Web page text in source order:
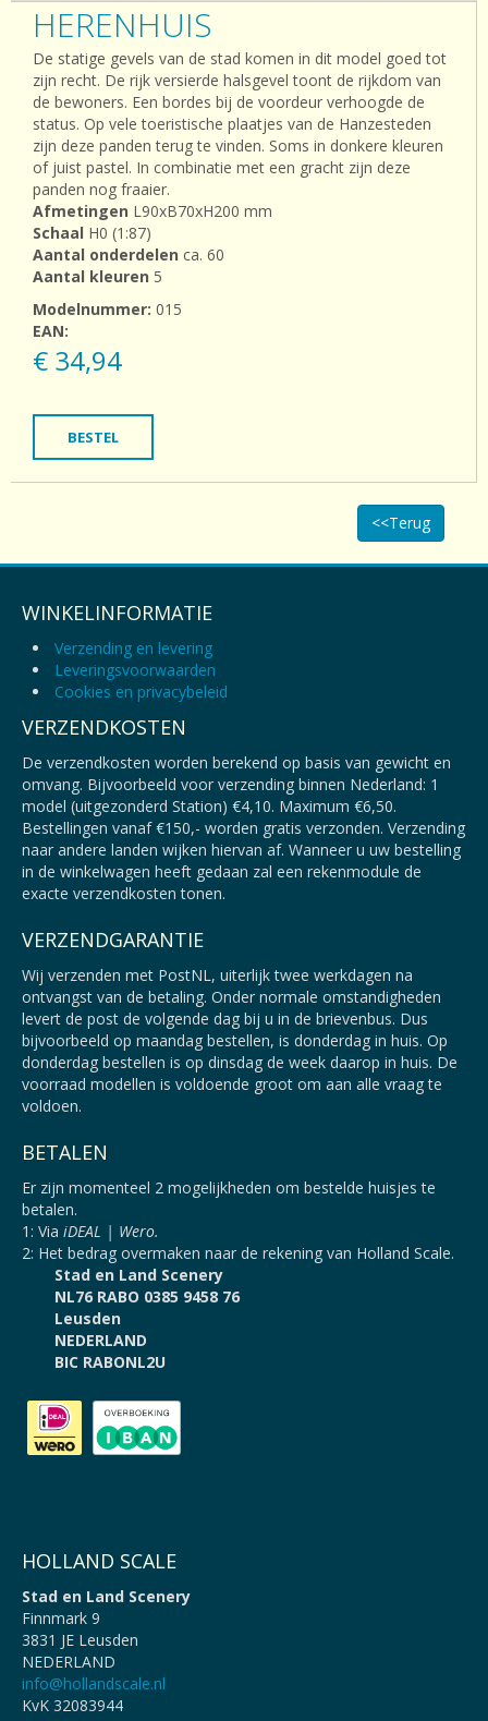
HERENHUIS
De statige gevels van de stad komen in dit model goed tot
zijn recht. De rijk versierde halsgevel toont de rijkdom van
de bewoners. Een bordes bij de voordeur verhoogde de
status. Op vele toeristische plaatjes van de Hanzesteden
zijn deze panden terug te vinden. Soms in donkere kleuren
of juist pastel. In combinatie met een gracht zijn deze
panden nog fraaier.
Afmetingen L90xB70xH200 mm
Schaal H0 (1:87)
Aantal onderdelen ca. 60
Aantal kleuren 5
Modelnummer: 015
EAN:
€ 34,94
BESTEL
<<Terug
WINKELINFORMATIE
Verzending en levering
Leveringsvoorwaarden
Cookies en privacybeleid
VERZENDKOSTEN
De verzendkosten worden berekend op basis van gewicht en
omvang. Bijvoorbeeld voor verzending binnen Nederland: 1
model (uitgezonderd Station) €4,10. Maximum €6,50.
Bestellingen vanaf €150,- worden gratis verzonden. Verzending
naar andere landen wijken hiervan af. Wanneer u uw bestelling
in de winkelwagen heeft gedaan zal een rekenmodule de
exacte verzendkosten tonen.
VERZENDGARANTIE
Wij verzenden met PostNL, uiterlijk twee werkdagen na
ontvangst van de betaling. Onder normale omstandigheden
levert de post de volgende dag bij u in de brievenbus. Dus
bijvoorbeeld op maandag bestellen, is donderdag in huis. Op
donderdag bestellen is op dinsdag de week daarop in huis. De
voorraad modellen is voldoende groot om aan alle vraag te
voldoen.
BETALEN
Er zijn momenteel 2 mogelijkheden om bestelde huisjes te
betalen.
1: Via iDEAL | Wero.
2: Het bedrag overmaken naar de rekening van Holland Scale.
Stad en Land Scenery
NL76 RABO 0385 9458 76
Leusden
NEDERLAND
BIC RABONL2U
HOLLAND SCALE
Stad en Land Scenery
Finnmark 9
3831 JE Leusden
NEDERLAND
info@hollandscale.nl
KvK 32083944